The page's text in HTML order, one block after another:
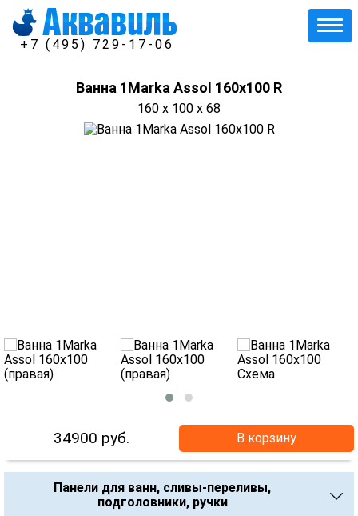
+7 (495) 729-17-06
Ванна 1Marka Assol 160x100 R
160 x 100 x 68
34900 руб. В корзину
Панели для ванн, сливы-переливы,
подголовники, ручки